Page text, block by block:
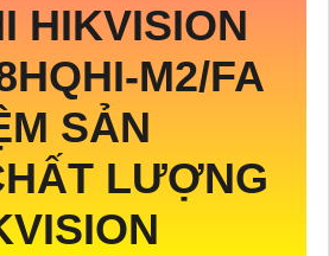
HIKVISION
M2/FA
SẢN
LƯỢNG